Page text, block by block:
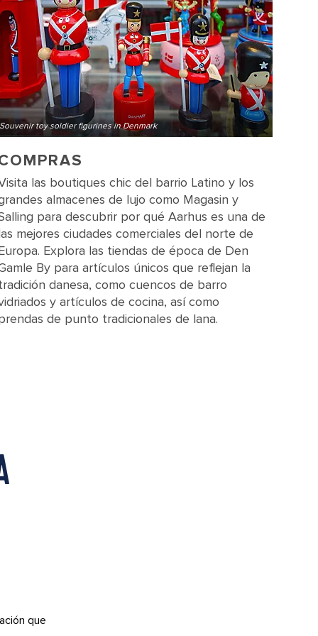
Souvenir toy soldier figurines in Denmark
las boutiques chic del barrio Latino y los
almacenes de lujo como Magasin y
para descubrir por qué Aarhus es una de
mejores ciudades comerciales del norte de
Explora las tiendas de época de Den
By para artículos únicos que reflejan la
danesa, como cuencos de barro
y artículos de cocina, así como
de punto tradicionales de lana.
que